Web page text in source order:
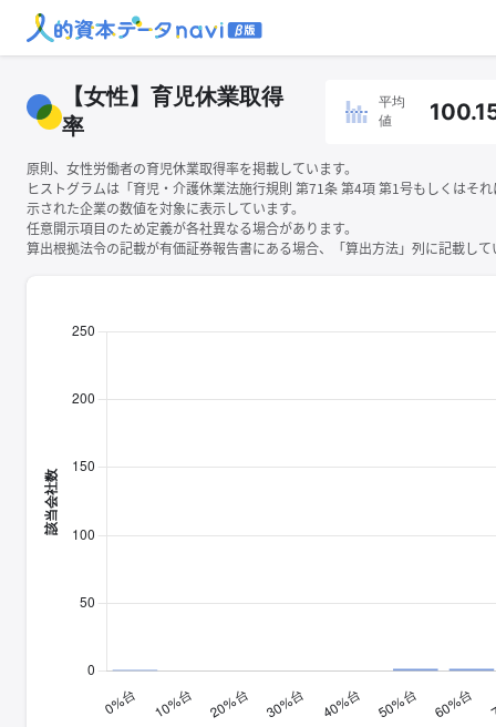
【女性】育児休業取得
率
平均
値
原則、女性労働者の育児休業取得率を掲載しています。
ヒストグラムは「育児・介護休業法施行規則 第71条 第4項 第1号もしくはそ
示された企業の数値を対象に表示しています。
任意開示項目のため定義が各社異なる場合があります。
算出根拠法令の記載が有価証券報告書にある場合、「算出方法」列に記載し